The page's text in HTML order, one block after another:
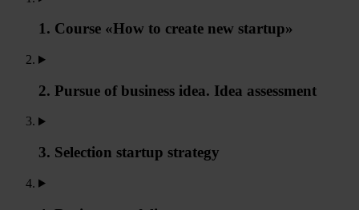
1. Course «How to create new startup»
2. Pursue of business idea. Idea assessment
3. Selection startup strategy